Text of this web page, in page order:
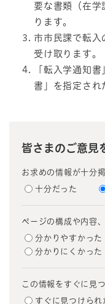
要な書類（在学
ります。
市市民課で転入
受け取ります。
「転入学通知
書」を指定され
皆さまのご意見
お求めの情報が十分
十分だった
ページの構成や内容
分かりやすかった
分かりにくかった
この情報をすぐに見
すぐに見つけられ